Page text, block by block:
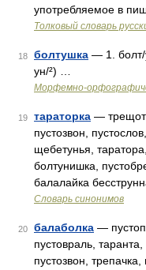
употребляемое в
Толковый словарь
18 болтушка — 1. болт/
ун/²) …
Морфемно-
19 тараторка —
пустозвон,
щебетунья,
болтунишка,
балалайка
Словарь синонимов
20 балаболка —
пустовраль,
пустозвон,